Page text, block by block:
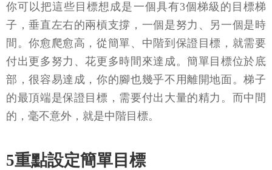
你可以把這些目標想成是一個具有3個梯級的目標梯
子，垂直左右的兩槓支撐，一個是努力、另一個是時
間。你愈爬愈高，從簡單、中階到保證目標，就需要
付出更多努力、花更多時間來達成。簡單目標位於底
部，很容易達成，你的腳也幾乎不用離開地面。梯子
的最頂端是保證目標，需要付出大量的精力。而中間
的，毫不意外，就是中階目標。
5重點設定簡單目標